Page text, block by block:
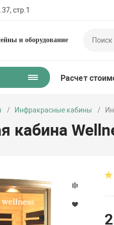
стр.1
и оборудование
Расчет
Инфракрасные кабины
кабина